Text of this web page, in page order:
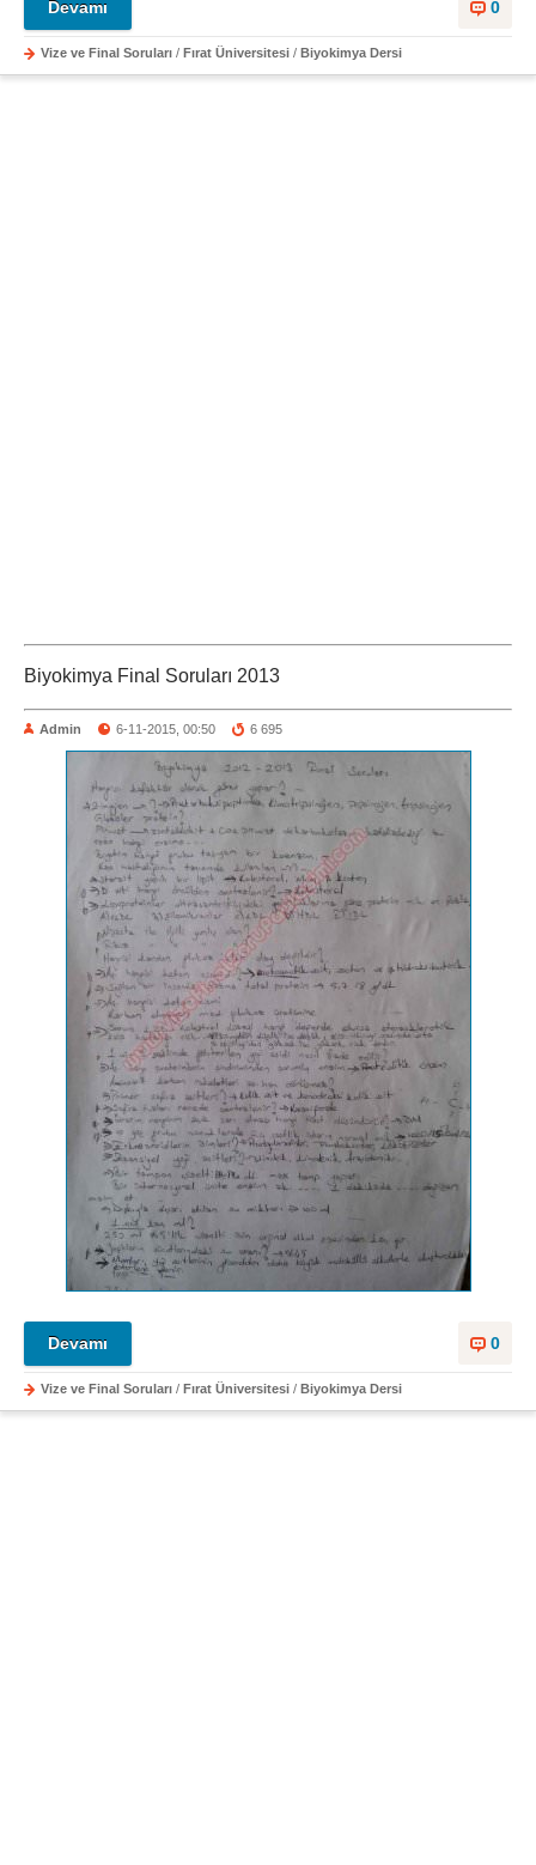
0
Devamı
Vize ve Final Soruları / Fırat Üniversitesi / Biyokimya Dersi
Biyokimya Final Soruları 2013
Admin 6-11-2015, 00:50 6 695
0
Devamı
Vize ve Final Soruları / Fırat Üniversitesi / Biyokimya Dersi